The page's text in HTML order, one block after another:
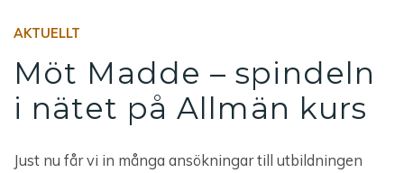
AKTUELLT
Möt Madde – spindeln
i nätet på Allmän kurs
Just nu får vi in många ansökningar till utbildningen